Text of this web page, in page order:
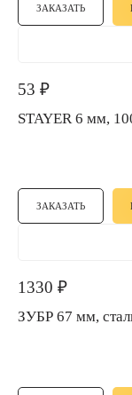
ЗАКАЗАТЬ
53 ₽
STAYER
ЗАКАЗАТЬ
1330 ₽
ЗУБР 67 мм,